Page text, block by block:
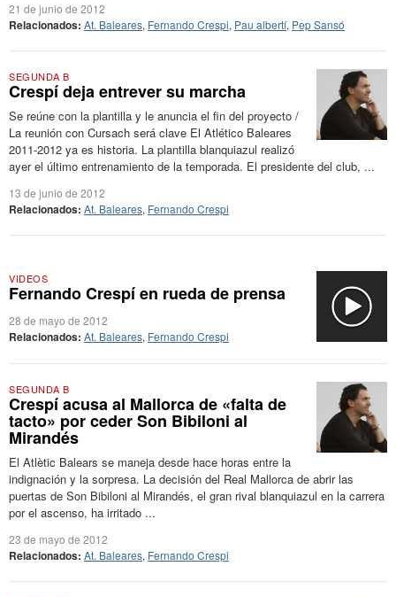
21 de junio de 2012
Relacionados: At. Baleares, Fernando Crespi, Pau albertí, Pep Sansó
SEGUNDA B
Crespí deja entrever su marcha
Se reúne con la plantilla y le anuncia el fin del proyecto /
La reunión con Cursach será clave El Atlético Baleares
2011-2012 ya es historia. La plantilla blanquiazul realizó
ayer el último entrenamiento de la temporada. El presidente del club, ...
13 de junio de 2012
Relacionados: At. Baleares, Fernando Crespi
VIDEOS
Fernando Crespí en rueda de prensa
28 de mayo de 2012
Relacionados: At. Baleares, Fernando Crespi
SEGUNDA B
Crespí acusa al Mallorca de «falta de
tacto» por ceder Son Bibiloni al
Mirandés
El Atlètic Balears se maneja desde hace horas entre la
indignación y la sorpresa. La decisión del Real Mallorca de abrir las
puertas de Son Bibiloni al Mirandés, el gran rival blanquiazul en la carrera
por el ascenso, ha irritado ...
23 de mayo de 2012
Relacionados: At. Baleares, Fernando Crespi